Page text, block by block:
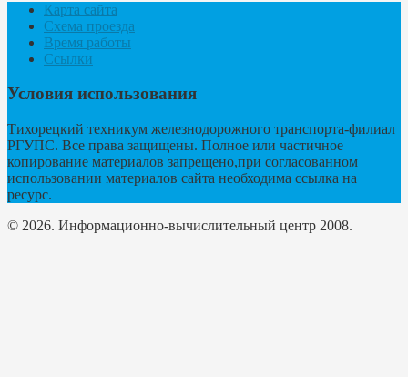
Карта сайта
Схема проезда
Время работы
Ссылки
Условия использования
Тихорецкий техникум железнодорожного транспорта-филиал
РГУПС. Все права защищены. Полное или частичное
копирование материалов запрещено,при согласованном
использовании материалов сайта необходима ссылка на
ресурс.
© 2026. Информационно-вычислительный центр 2008.